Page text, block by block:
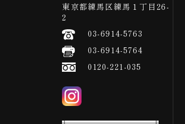
東京都練馬区練馬１丁目26-
2
03-6914-5763
03-6914-5764
0120-221-035